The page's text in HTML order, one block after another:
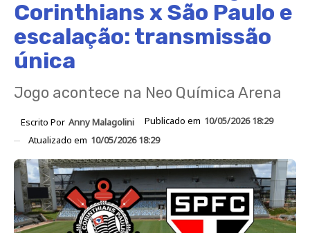
Corinthians x São Paulo e
escalação: transmissão
única
Jogo acontece na Neo Química Arena
Escrito Por Anny Malagolini Publicado em 10/05/2026 18:29
Atualizado em 10/05/2026 18:29